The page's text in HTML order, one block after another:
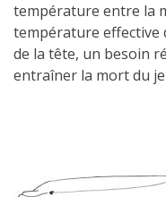
température entre la
température effective
de la tête, un besoin
entraîner la mort du